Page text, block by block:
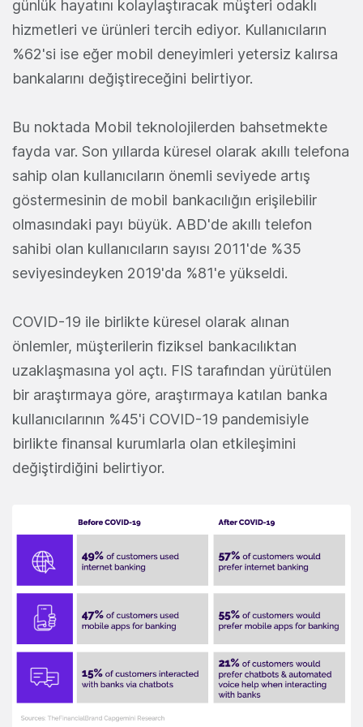
günlük hayatını kolaylaştıracak müşteri odaklı
hizmetleri ve ürünleri tercih ediyor. Kullanıcıların
%62'si ise eğer mobil deneyimleri yetersiz kalırsa
bankalarını değiştireceğini belirtiyor.
Bu noktada Mobil teknolojilerden bahsetmekte
fayda var. Son yıllarda küresel olarak akıllı telefona
sahip olan kullanıcıların önemli seviyede artış
göstermesinin de mobil bankacılığın erişilebilir
olmasındaki payı büyük. ABD'de akıllı telefon
sahibi olan kullanıcıların sayısı 2011'de %35
seviyesindeyken 2019'da %81'e yükseldi.
COVID-19 ile birlikte küresel olarak alınan
önlemler, müşterilerin fiziksel bankacılıktan
uzaklaşmasına yol açtı. FIS tarafından yürütülen
bir araştırmaya göre, araştırmaya katılan banka
kullanıcılarının %45'i COVID-19 pandemisiyle
birlikte finansal kurumlarla olan etkileşimini
değiştirdiğini belirtiyor.